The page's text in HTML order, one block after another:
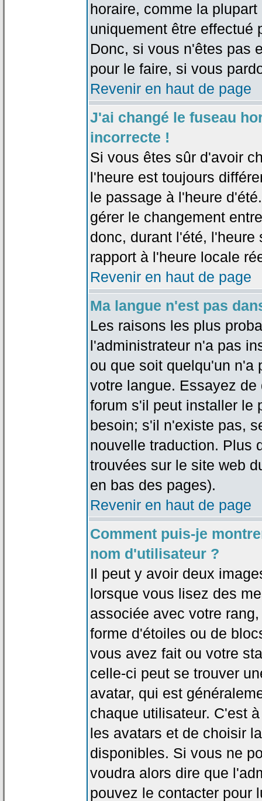
horaire, comme la
uniquement être effectué
Donc, si vous n'êtes pas
pour le faire, si vous
Revenir en haut de page
J'ai changé le fuseau
incorrecte !
Si vous êtes sûr d'avoir
l'heure est toujours
le passage à l'heure
gérer le changement
donc, durant l'été, l'heure
rapport à l'heure locale
Revenir en haut de page
Ma langue n'est pas
Les raisons les plus
l'administrateur n'a pas
ou que soit quelqu'un n'a
votre langue. Essayez
forum s'il peut installer le
besoin; s'il n'existe pas,
nouvelle traduction. Plus
trouvées sur le site web
en bas des pages).
Revenir en haut de page
Comment puis-je
nom d'utilisateur ?
Il peut y avoir deux
lorsque vous lisez des
associée avec votre
forme d'étoiles ou de
vous avez fait ou votre
celle-ci peut se trouver
avatar, qui est
chaque utilisateur. C'est
les avatars et de choisir
disponibles. Si vous ne
voudra alors dire que
pouvez le contacter pour